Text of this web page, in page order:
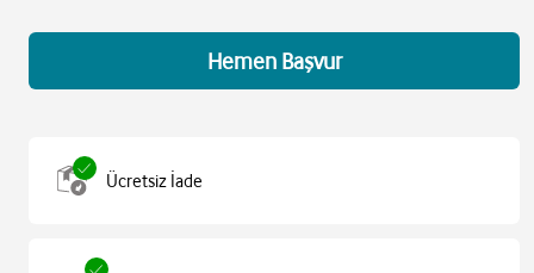
Hemen Başvur
Ücretsiz İade